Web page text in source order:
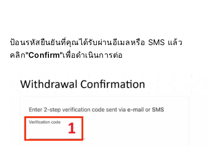
ป้อนรหัสยืนยันที่คุณได้รับผ่านอีเมลหรือ SMS แล้ว
คลิก"Confirm"เพื่อดำเนินการต่อ